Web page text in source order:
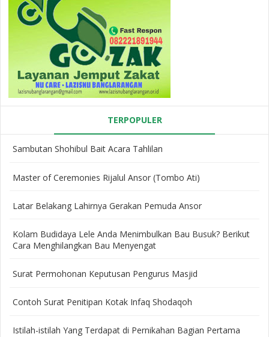
TERPOPULER
Sambutan Shohibul Bait Acara Tahlilan
Master of Ceremonies Rijalul Ansor (Tombo Ati)
Latar Belakang Lahirnya Gerakan Pemuda Ansor
Kolam Budidaya Lele Anda Menimbulkan Bau Busuk? Berikut
Cara Menghilangkan Bau Menyengat
Surat Permohonan Keputusan Pengurus Masjid
Contoh Surat Penitipan Kotak Infaq Shodaqoh
Istilah-istilah Yang Terdapat di Pernikahan Bagian Pertama